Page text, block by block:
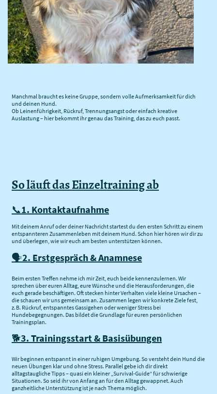
Manchmal braucht es keine Gruppe, sondern volle Aufmerksamkeit für dich
und deinen Hund.
Ob Leinenführigkeit, Rückruf, Trennungsangst oder einfach kreative
Auslastung – hier bekommt ihr genau das Training, das zu euch passt.
So läuft das Einzeltraining ab
📞1. Kontaktaufnahme
Mit deinem Anruf oder deiner Nachricht startest du den ersten Schritt zu einem
entspannteren Zusammenleben mit deinem Hund. Schon hier hören wir dir zu
und überlegen, wie wir euch am besten unterstützen können.
🗣2. Erstgespräch & Anamnese
Beim ersten Treffen nehme ich mir Zeit, euch beide kennenzulernen. Wir
sprechen über euren Alltag, eure Wünsche und die Herausforderungen, die
euch gerade beschäftigen. Oft stecken hinter Verhalten viele kleine Ursachen –
die schauen wir uns gemeinsam an. Zusammen legen wir konkrete Ziele fest,
z. B. Rückruf, entspanntes Gassigehen oder weniger Stress bei
Hundebegegnungen. Das bildet die Grundlage für euren persönlichen
Trainingsplan.
🐕3. Trainingsstart & Basisübungen
Wir beginnen entspannt in einer ruhigen Umgebung. So versteht dein Hund die
neuen Übungen klar und ohne Stress. Parallel gebe ich dir direkt
alltagstaugliche Tipps – quasi ein kleiner „Survival-Guide“ für schwierige
Situationen. So seid ihr von Anfang an für den Alltag gewappnet. Auch
ganzheitliche Unterstützung ist je nach Thema möglich.